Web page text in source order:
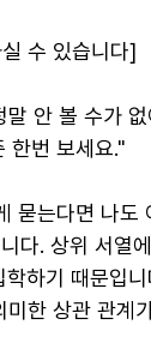
수 있습니다]
안 볼 수가
한번 보세요."
묻는다면 나도
다. 상위 서열
하기 때문입
한 상관 관계